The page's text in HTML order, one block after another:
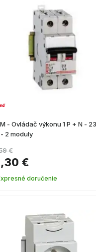
- Ovládač výkonu 1 P + N -
2 moduly
€
€
doručenie